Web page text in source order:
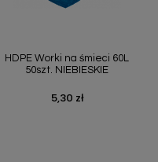
HDPE Worki na śmieci 60L
50szt. NIEBIESKIE
Cena
5,30 zł